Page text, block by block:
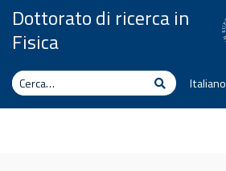
Vai al contenuto
Dottorato di ricerca in
Fisica
Cerca CercaItaliano